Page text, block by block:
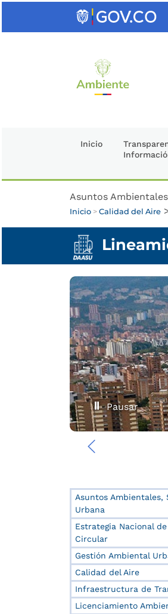
Inicio
Asuntos
Inicio > Calidad del Aire
‹
Pausar
Asuntos Ambientales,
Urbana
Estrategia Nacional
Circular
Gestión Ambiental
Calidad del Aire
Infraestructura de
Licenciamiento